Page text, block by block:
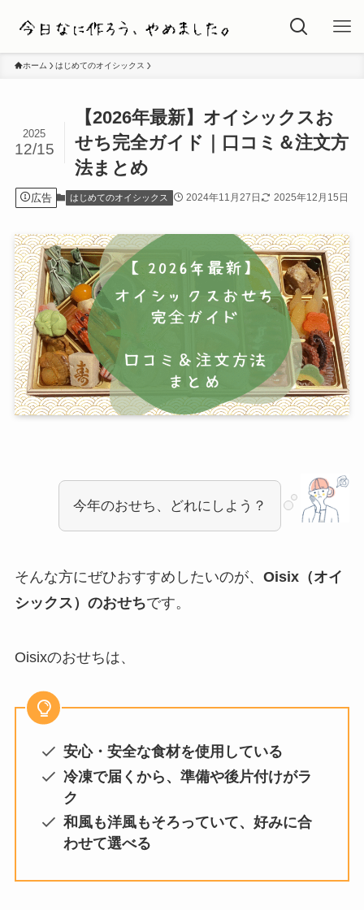
ホーム はじめてのオイシックス
【2026年最新】オイシックスお
せち完全ガイド｜口コミ＆注文方
法まとめ
2025
12/15
広告 はじめてのオイシックス 2024年11月27日 2025年12月15日
今年のおせち、どれにしよう？
そんな方にぜひおすすめしたいのが、 Oisix（オイ
シックス）のおせちです。
Oisixのおせちは、
安心・安全な食材を使用している
冷凍で届くから、準備や後片付けがラ
ク
和風も洋風もそろっていて、好みに合
わせて選べる